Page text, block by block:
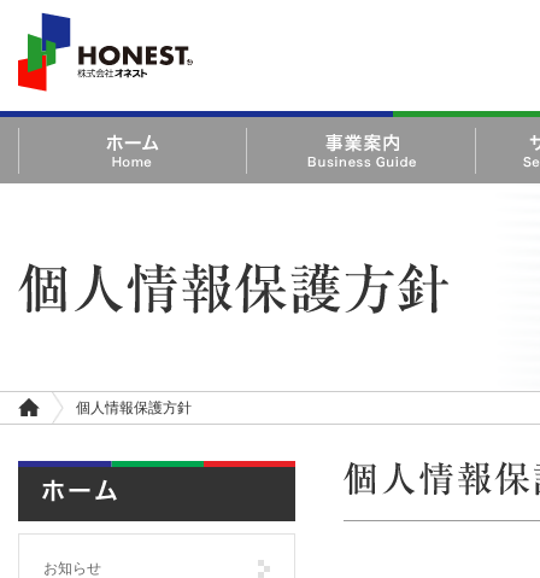
ネスト
個人情報保護方針 | 株式会社オネスト
ホ
個人情報保護方針
ホーム
お知らせ